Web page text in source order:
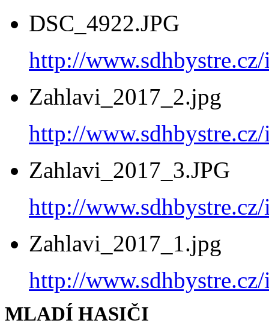
DSC_4922.JPG
http://
Zahlavi_2017_2.jpg
http://
Zahlavi_2017_3.JPG
http://
Zahlavi_2017_1.jpg
http://
MLADÍ HASIČI